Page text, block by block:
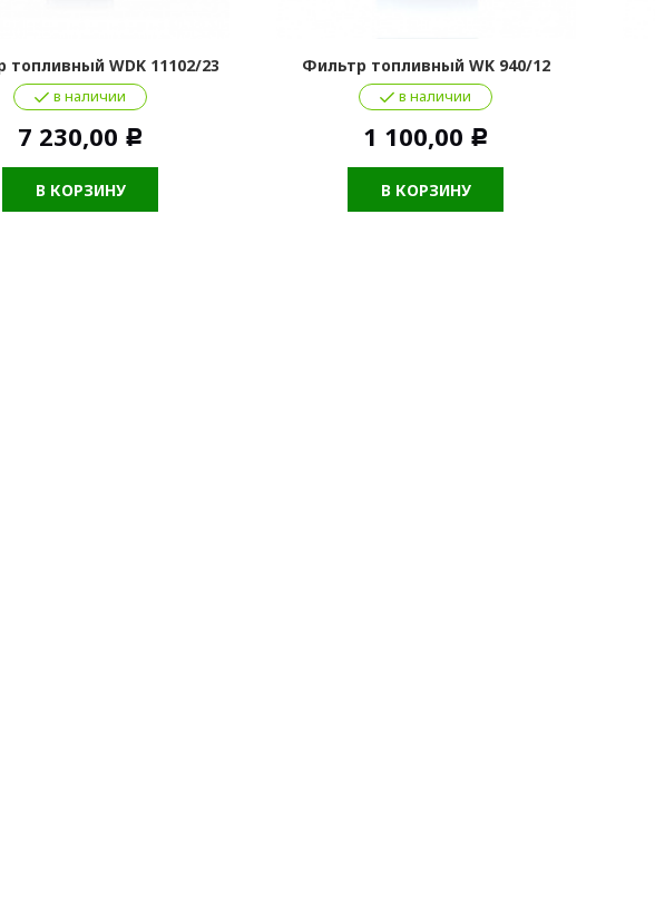
топливный WDK 11102/23
в наличии
7 230,00 Р
В КОРЗИНУ
Фильтр топливный WK 940/12
в наличии
1 100,00 Р
В КОРЗИНУ